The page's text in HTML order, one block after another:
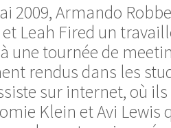
2009, Armando
Leah Fired un
une tournée de
rendus dans les
sur internet, où
Klein et Avi Lewis